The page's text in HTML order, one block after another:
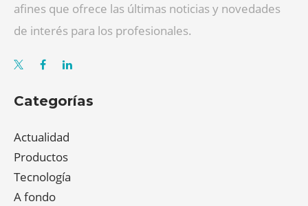
afines que ofrece las últimas noticias y novedades
de interés para los profesionales.
Categorías
Actualidad
Productos
Tecnología
A fondo